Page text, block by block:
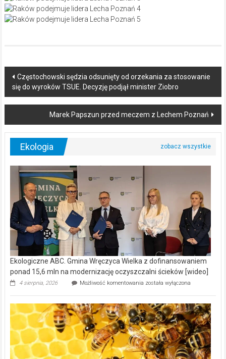
Post
navigation
Częstochowski sędzia odsunięty od orzekania za stosowanie
się do wyroków TSUE. Decyzję podjął minister Ziobro
Marek Papszun przed meczem z Lechem Poznań
Ekologia
Ekologiczne ABC. Gmina Wręczyca Wielka z dofinansowaniem
ponad 15,6 mln na modernizację oczyszczalni ścieków [wideo]
4 sierpnia, 2026 Możliwość komentowania Ekologiczne
Wręczyca
Wielka
z
dofinansowaniem
ponad
15,6
mln
została wyłączona